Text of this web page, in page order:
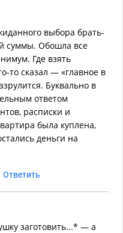
выбора брать-
суммы. Обошла все
Где взять
то сказал — «главное в
Буквально в
ответом
расписки и
была куплена,
деньги на
Ответить
заготовить...* — а